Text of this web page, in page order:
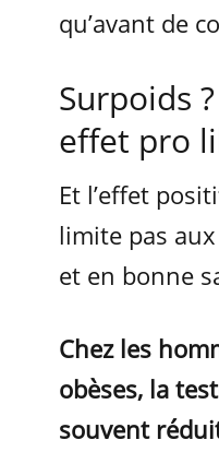
qu’avant de
Surpoids
effet pro
Et l’effet
limite pas
et en bonne
Chez les
obèses, la
souvent